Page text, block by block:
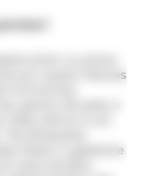
ou piorar
por quatro fatores
hormonais,
ganho de peso e
Esse último é um
alterações
fazem a gestante
seus tecidos,